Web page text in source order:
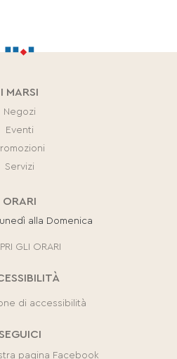
I MARSI
Negozi
Eventi
Servizi
ORARI
alla Domenica
GLI ORARI
di accessibilità
pagina Facebook